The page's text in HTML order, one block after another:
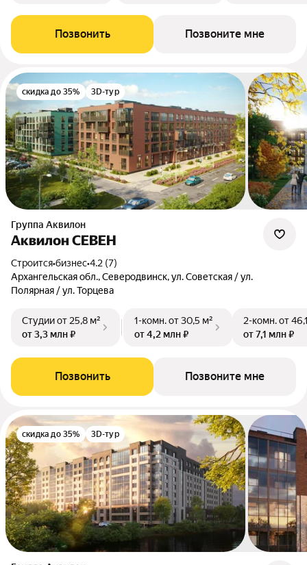
Позвонить Позвоните мне
скидка до 35% 3D-тур
Группа Аквилон
Аквилон СЕВЕН
Строится•бизнес•4.2 (7)
Архангельская обл., Северодвинск, ул. Советская / ул.
Полярная / ул. Торцева
Студииот 25,8 м²
от 3,3 млн ₽
1-комн.от 30,5 м²
от 4,2 млн ₽
2-комн.от
от 7,1 млн ₽
Позвонить Позвоните мне
скидка до 35% 3D-тур